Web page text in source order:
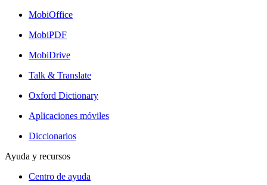
MobiOffice
MobiPDF
MobiDrive
Talk & Translate
Oxford Dictionary
Aplicaciones móviles
Diccionarios
Ayuda y recursos
Centro de ayuda